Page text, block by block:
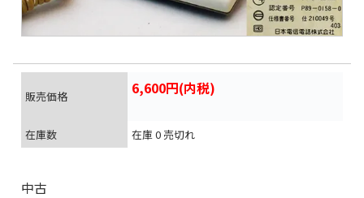
販売価格 6,600円(内税)
在庫数 在庫 0 売切れ
中古